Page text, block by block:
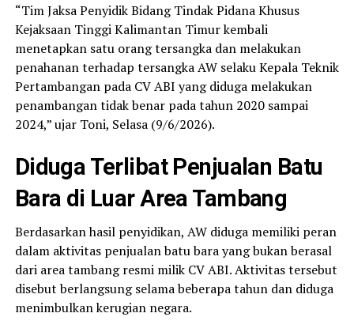
“Tim Jaksa Penyidik Bidang Tindak Pidana Khusus
Kejaksaan Tinggi Kalimantan Timur kembali
menetapkan satu orang tersangka dan melakukan
penahanan terhadap tersangka AW selaku Kepala Teknik
Pertambangan pada CV ABI yang diduga melakukan
penambangan tidak benar pada tahun 2020 sampai
2024,” ujar Toni, Selasa (9/6/2026).
Diduga Terlibat Penjualan Batu
Bara di Luar Area Tambang
Berdasarkan hasil penyidikan, AW diduga memiliki peran
dalam aktivitas penjualan batu bara yang bukan berasal
dari area tambang resmi milik CV ABI. Aktivitas tersebut
disebut berlangsung selama beberapa tahun dan diduga
menimbulkan kerugian negara.